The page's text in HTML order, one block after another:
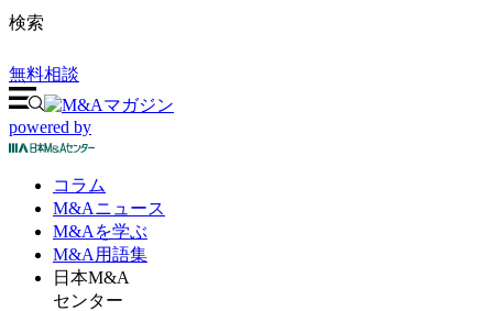
検索
無料相談
powered by
コラム
M&Aニュース
M&Aを学ぶ
M&A 用語集
日本M&A
センター